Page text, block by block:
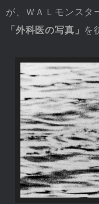
が、ＷＡＬモンスタ
「外科医の写真」 を